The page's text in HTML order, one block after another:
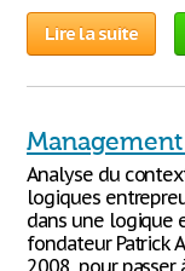
Lire la suite
Analyse du
logiques
dans une logique
fondateur Patrick
2008, pour